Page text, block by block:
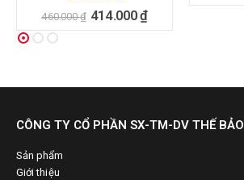
ngoài 5
460.000₫ 414.000₫
CÔNG TY CỔ PHẦN SX-TM-DV THẾ BẢO
Sản phẩm
Giới thiệu